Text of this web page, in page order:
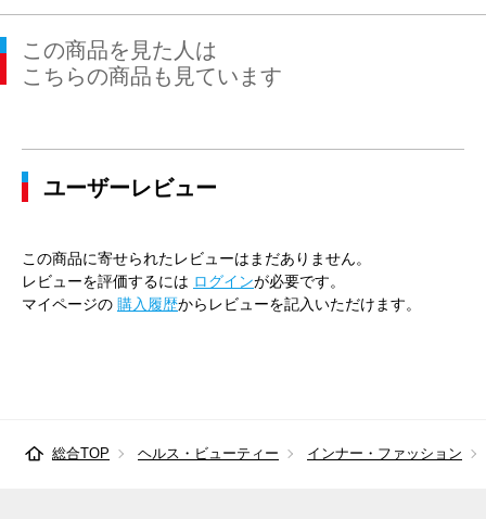
41cm×84cm 47cm 116cm 104cm 110cm
41cm×86cm 47cm
43cm×86cm 49cm
この商品を見た人は
こちらの商品も見ています
ユーザーレビュー
この商品に寄せられたレビューはまだありません。
レビューを評価するには ログインが必要です。
マイページの 購入履歴からレビューを記入いただけます。
総合TOP ヘルス・ビューティー インナー・ファッション